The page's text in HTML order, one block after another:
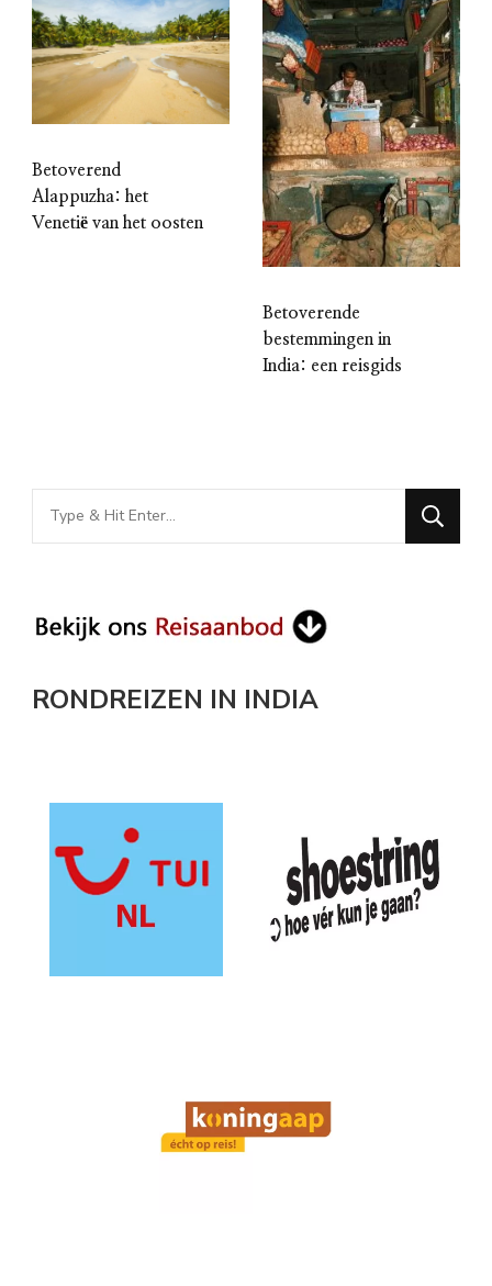
Betoverend
Alappuzha: het
Venetië van het oosten
Betoverende
bestemmingen in
India: een reisgids
Looking
for
RONDREIZEN IN INDIA